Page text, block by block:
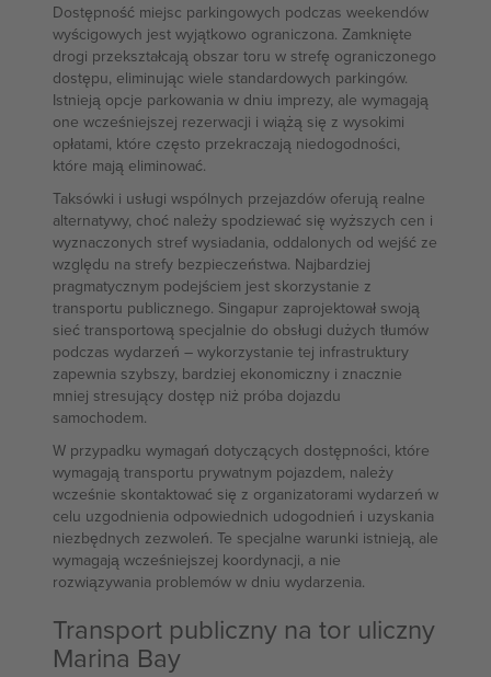
Dostępność miejsc parkingowych podczas weekendów
wyścigowych jest wyjątkowo ograniczona. Zamknięte
drogi przekształcają obszar toru w strefę ograniczonego
dostępu, eliminując wiele standardowych parkingów.
Istnieją opcje parkowania w dniu imprezy, ale wymagają
one wcześniejszej rezerwacji i wiążą się z wysokimi
opłatami, które często przekraczają niedogodności,
które mają eliminować.
Taksówki i usługi wspólnych przejazdów oferują realne
alternatywy, choć należy spodziewać się wyższych cen i
wyznaczonych stref wysiadania, oddalonych od wejść ze
względu na strefy bezpieczeństwa. Najbardziej
pragmatycznym podejściem jest skorzystanie z
transportu publicznego. Singapur zaprojektował swoją
sieć transportową specjalnie do obsługi dużych tłumów
podczas wydarzeń – wykorzystanie tej infrastruktury
zapewnia szybszy, bardziej ekonomiczny i znacznie
mniej stresujący dostęp niż próba dojazdu
samochodem.
W przypadku wymagań dotyczących dostępności, które
wymagają transportu prywatnym pojazdem, należy
wcześnie skontaktować się z organizatorami wydarzeń w
celu uzgodnienia odpowiednich udogodnień i uzyskania
niezbędnych zezwoleń. Te specjalne warunki istnieją, ale
wymagają wcześniejszej koordynacji, a nie
rozwiązywania problemów w dniu wydarzenia.
Transport publiczny na tor uliczny
Marina Bay